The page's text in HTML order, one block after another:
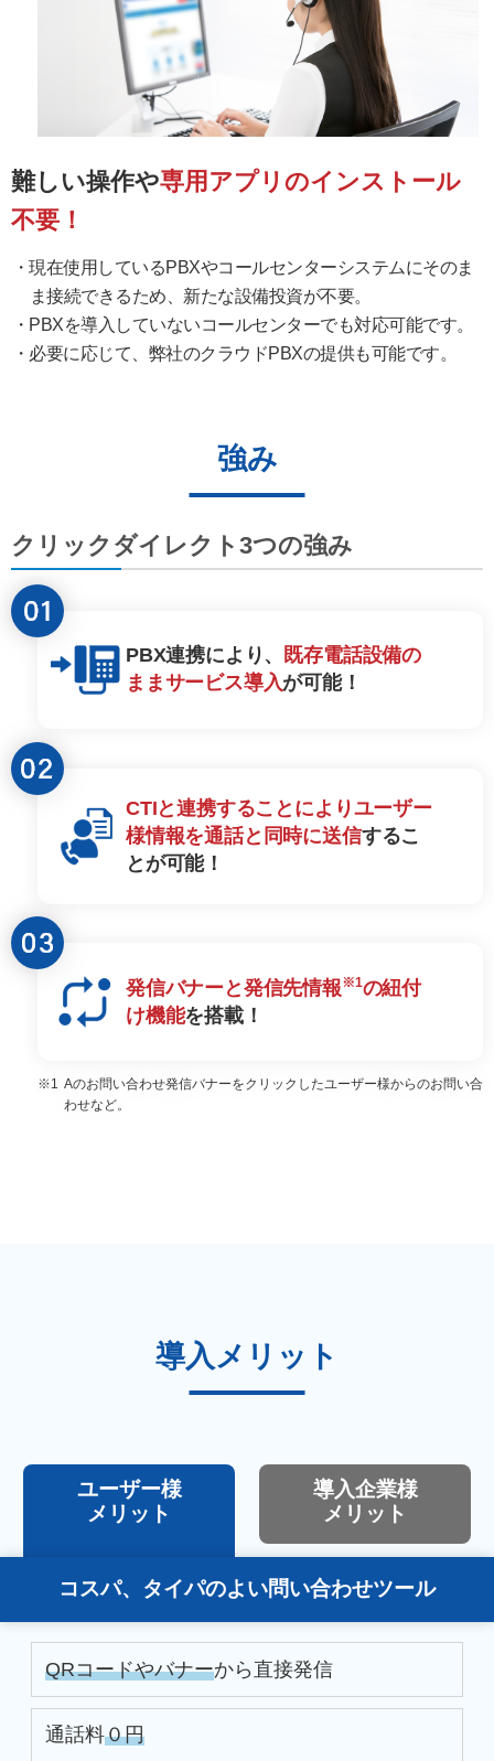
難しい操作や専用アプリのインストール
不要！
現在使用しているPBXやコールセンターシステムにそのま
ま接続できるため、新たな設備投資が不要。
PBXを導入していないコールセンターでも対応可能です。
必要に応じて、弊社のクラウドPBXの提供も可能です。
強み
クリックダイレクト3つの強み
PBX連携により、 既存電話設備の
ままサービス導入が可能！
CTIと連携することによりユーザー
様情報を通話と同時に送信するこ
とが可能！
発信バナーと発信先情報※1の紐付
け機能を搭載！
Aのお問い合わせ発信バナーをクリックしたユーザー様からのお問い合
わせなど。
導入メリット
ユーザー様
メリット
コスパ、タイパのよい問い合わせツール
QRコードやバナーから直接発信
通話料０円
導入企業様
メリット